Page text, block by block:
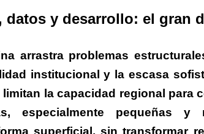
y desarrollo: el gran
arrastra problemas
institucional y la escasa
la capacidad regional para
especialmente pequeñas y
superficial, sin transformar